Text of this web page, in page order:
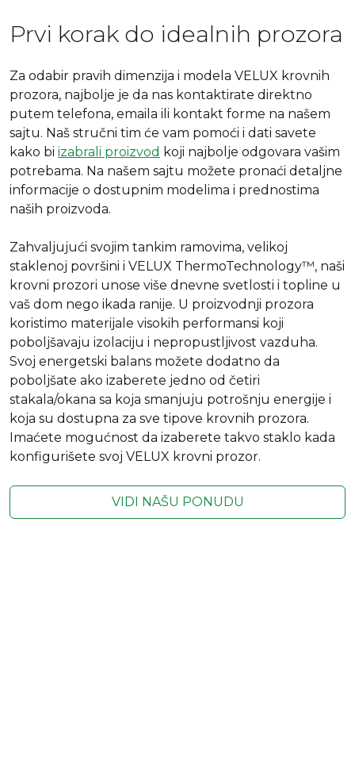
Prvi korak do idealnih prozora
Za odabir pravih dimenzija i modela VELUX krovnih
prozora, najbolje je da nas kontaktirate direktno
putem telefona, emaila ili kontakt forme na našem
sajtu. Naš stručni tim će vam pomoći i dati savete
kako bi izabrali proizvod koji najbolje odgovara vašim
potrebama. Na našem sajtu možete pronaći detaljne
informacije o dostupnim modelima i prednostima
naših proizvoda.
Zahvaljujući svojim tankim ramovima, velikoj
staklenoj površini i VELUX ThermoTechnology™, naši
krovni prozori unose više dnevne svetlosti i topline u
vaš dom nego ikada ranije. U proizvodnji prozora
koristimo materijale visokih performansi koji
poboljšavaju izolaciju i nepropustljivost vazduha.
Svoj energetski balans možete dodatno da
poboljšate ako izaberete jedno od četiri
stakala/okana sa koja smanjuju potrošnju energije i
koja su dostupna za sve tipove krovnih prozora.
Imaćete mogućnost da izaberete takvo staklo kada
konfigurišete svoj VELUX krovni prozor.
VIDI NAŠU PONUDU